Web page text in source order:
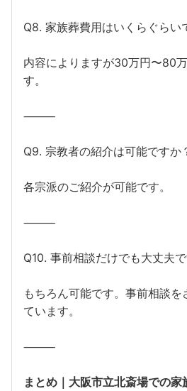
Q8. 家族葬費用はいくらぐらい
内容によりますが30万円〜80
す。
⸻
Q9. 宗教者の紹介は可能ですか
各宗派のご紹介が可能です。
⸻
Q10. 事前相談だけでも大丈夫
もちろん可能です。事前相談を
ています。
⸻
まとめ｜大阪市立北斎場での